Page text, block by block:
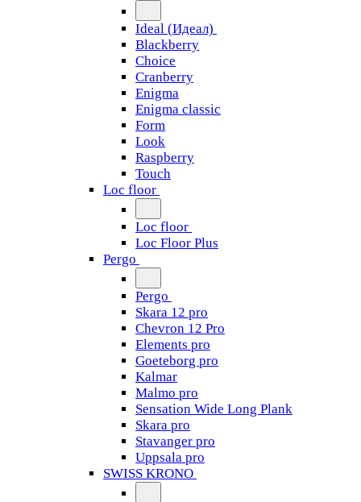
Ideal (Идеал)
Blackberry
Choice
Cranberry
Enigma
Enigma classic
Form
Look
Raspberry
Touch
Loc floor
Loc floor
Loc Floor Plus
Pergo
Pergo
Skara 12 pro
Chevron 12 Pro
Elements pro
Goeteborg pro
Kalmar
Malmo pro
Sensation Wide Long Plank
Skara pro
Stavanger pro
Uppsala pro
SWISS KRONO